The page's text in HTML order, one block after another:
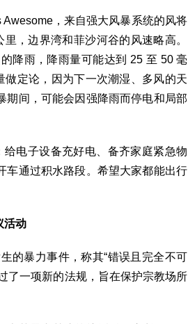
，来自强大风暴系统的风将
，边界湾和菲沙河谷的风速略高。
降雨，降雨量可能达到 25 至 50 毫
做定论，因为下一次潮湿、多风的天
期间，可能会因强降雨而停电和局部
电子设备充好电、备齐家庭紧急物
车通过积水路段。希望大家都能出行
活动
的暴力事件，称其“错误且完全不可
了一项新的法规，旨在保护宗教场所